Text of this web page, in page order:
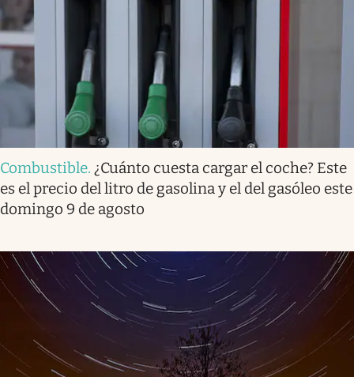
Combustible. ¿Cuánto cuesta cargar el coche? Este
es el precio del litro de gasolina y el del gasóleo este
domingo 9 de agosto